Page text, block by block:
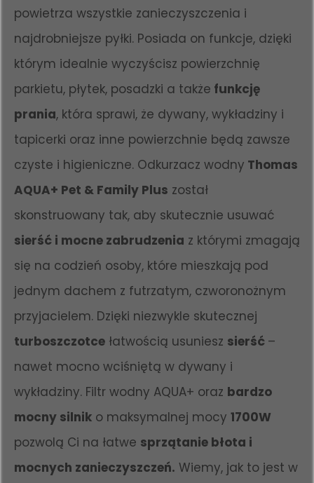
powietrza wszystkie zanieczyszczenia i
najdrobniejsze pyłki. Posiada on funkcje, dzięki
którym idealnie wyczyścisz powierzchnię
parkietu, płytek, posadzki a także funkcję
prania, która sprawi, że dywany, wykładziny i
tapicerki oraz inne powierzchnie będą zawsze
czyste i higieniczne. Odkurzacz wodny Thomas
AQUA+ Pet & Family Plus został
skonstruowany tak, aby skutecznie usuwać
sierść i mocne zabrudzenia z którymi zmagają
się na codzień osoby, które mieszkają pod
jednym dachem z futrzatym, czworonożnym
przyjacielem. Dzięki niezwykle skutecznej
turboszczotce łatwością usuniesz sierść –
nawet mocno wciśniętą w dywany i
wykładziny. Filtr wodny AQUA+ oraz bardzo
mocny silnik o maksymalnej mocy 1700W
pozwolą Ci na łatwe sprzątanie błota i
mocnych zanieczyszczeń. Wiemy, jak to jest w